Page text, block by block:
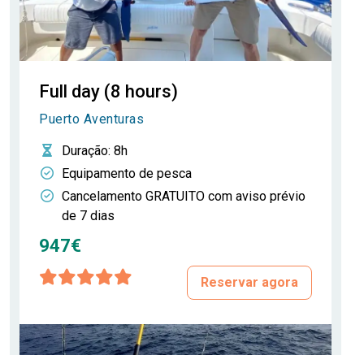
Full day (8 hours)
Puerto Aventuras
Duração: 8h
Equipamento de pesca
Cancelamento GRATUITO com aviso prévio
de 7 dias
947€
Reservar agora